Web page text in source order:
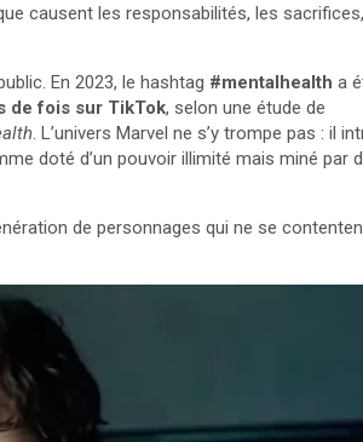
causent les responsabilités, les
En 2023, le hashtag #mentalhealth a
de fois sur TikTok, selon une étude de
. L’univers Marvel ne s’y trompe pas : il
doté d’un pouvoir illimité mais miné par
de personnages qui ne se